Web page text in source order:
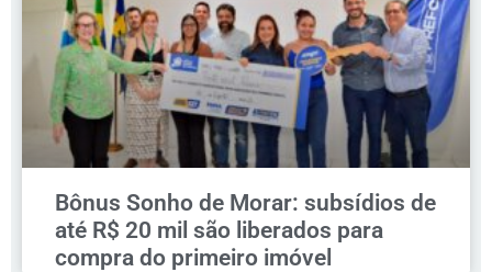
Bônus Sonho de Morar: subsídios de
até R$ 20 mil são liberados para
compra do primeiro imóvel